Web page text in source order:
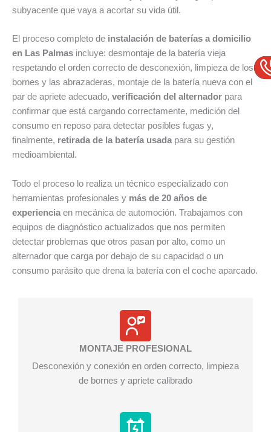
subyacente que vaya a acortar su vida útil.
El proceso completo de instalación de baterías a domicilio
en Las Palmas incluye: desmontaje de la batería vieja
respetando el orden correcto de desconexión, limpieza de los
bornes y las abrazaderas, montaje de la batería nueva con el
par de apriete adecuado, verificación del alternador para
confirmar que está cargando correctamente, medición del
consumo en reposo para detectar posibles fugas y,
finalmente, retirada de la batería usadapara su gestión
medioambiental.
Todo el proceso lo realiza un técnico especializado con
herramientas profesionales y más de 20 años de
experiencia en mecánica de automoción. Trabajamos con
equipos de diagnóstico actualizados que nos permiten
detectar problemas que otros pasan por alto, como un
alternador que carga por debajo de su capacidad o un
consumo parásito que drena la batería con el coche aparcado.
MONTAJE PROFESIONAL
Desconexión y conexión en orden correcto, limpieza
de bornes y apriete calibrado